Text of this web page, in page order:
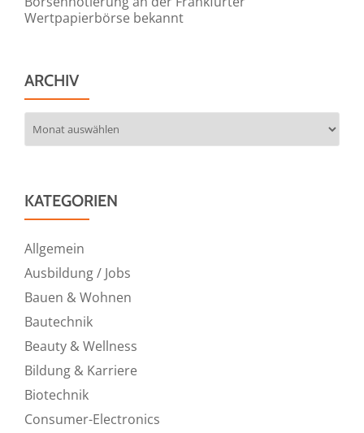
Wertpapierbörse bekannt
ARCHIV
KATEGORIEN
Allgemein
Ausbildung / Jobs
Bauen & Wohnen
Bautechnik
Beauty & Wellness
Bildung & Karriere
Biotechnik
Consumer-Electronics